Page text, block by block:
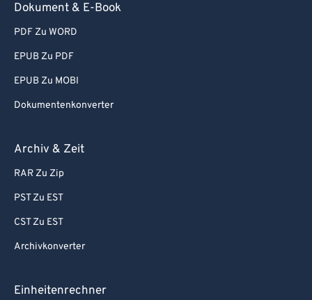
Dokument & E-Book
PDF Zu WORD
EPUB Zu PDF
EPUB Zu MOBI
Dokumentenkonverter
Archiv & Zeit
RAR Zu Zip
PST Zu EST
CST Zu EST
Archivkonverter
Einheitenrechner